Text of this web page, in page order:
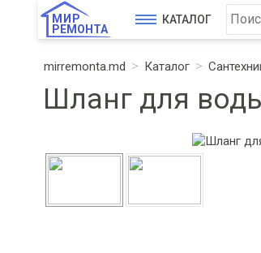
МИР
РЕМОНТА
КАТАЛОГ
mirremonta.md Каталог
Шланг для